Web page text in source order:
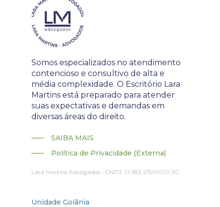
Somos especializados no atendimento
contencioso e consultivo de alta e
média complexidade. O Escritório Lara
Martins está preparado para atender
suas expectativas e demandas em
diversas áreas do direito.
SAIBA MAIS
Política de Privacidade (Externa)
Lara Martins Advogados • CNPJ: 21.583.219/0001-30
Unidade Goiânia